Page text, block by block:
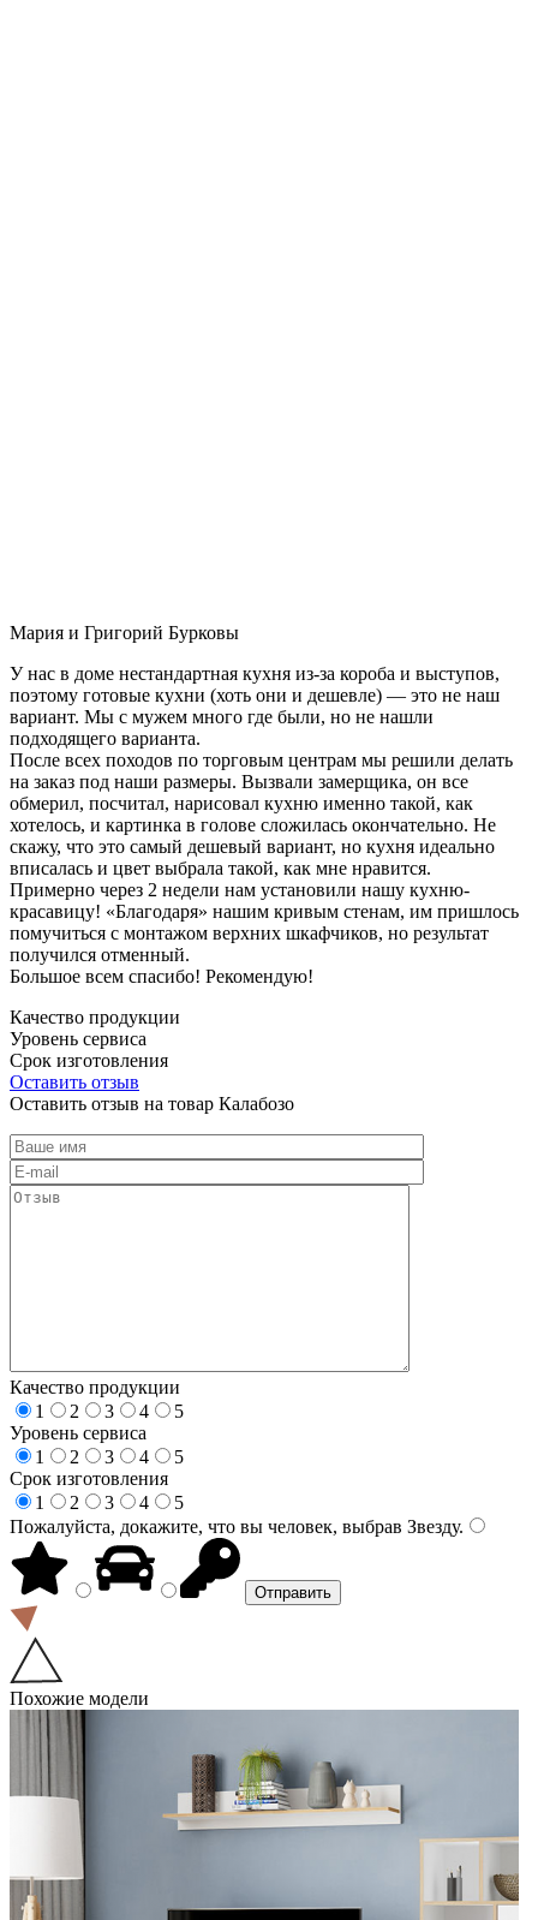
Мария и Григорий Бурковы
У нас в доме нестандартная кухня из-за короба и выступов,
поэтому готовые кухни (хоть они и дешевле) — это не наш
вариант. Мы с мужем много где были, но не нашли
подходящего варианта.
После всех походов по торговым центрам мы решили делать
на заказ под наши размеры. Вызвали замерщика, он все
обмерил, посчитал, нарисовал кухню именно такой, как
хотелось, и картинка в голове сложилась окончательно. Не
скажу, что это самый дешевый вариант, но кухня идеально
вписалась и цвет выбрала такой, как мне нравится.
Примерно через 2 недели нам установили нашу кухню-
красавицу! «Благодаря» нашим кривым стенам, им пришлось
помучиться с монтажом верхних шкафчиков, но результат
получился отменный.
Большое всем спасибо! Рекомендую!
Качество продукции
Уровень сервиса
Срок изготовления
Оставить отзыв
Оставить отзыв на товар Калабозо
Качество продукции
1
2 3 4
5
Уровень сервиса
1
2 3 4
5
Срок изготовления
1
2 3 4
5
Пожалуйста, докажите, что вы человек, выбрав Звезду.
Похожие модели